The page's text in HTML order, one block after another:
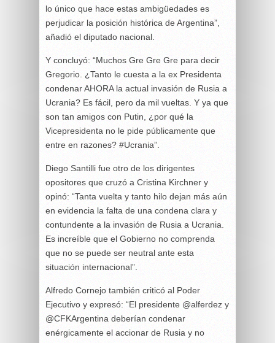
lo único que hace estas ambigüedades es
perjudicar la posición histórica de Argentina”,
añadió el diputado nacional.
Y concluyó: “Muchos Gre Gre Gre para decir
Gregorio. ¿Tanto le cuesta a la ex Presidenta
condenar AHORA la actual invasión de Rusia a
Ucrania? Es fácil, pero da mil vueltas. Y ya que
son tan amigos con Putin, ¿por qué la
Vicepresidenta no le pide públicamente que
entre en razones? #Ucrania”.
Diego Santilli fue otro de los dirigentes
opositores que cruzó a Cristina Kirchner y
opinó: “Tanta vuelta y tanto hilo dejan más aún
en evidencia la falta de una condena clara y
contundente a la invasión de Rusia a Ucrania.
Es increíble que el Gobierno no comprenda
que no se puede ser neutral ante esta
situación internacional”.
Alfredo Cornejo también criticó al Poder
Ejecutivo y expresó: “El presidente @alferdez y
@CFKArgentina deberían condenar
enérgicamente el accionar de Rusia y no